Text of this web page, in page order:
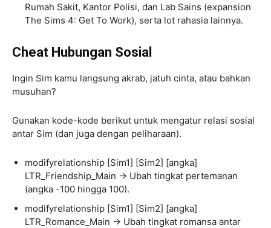
Rumah Sakit, Kantor Polisi, dan Lab Sains (expansion
The Sims 4: Get To Work), serta lot rahasia lainnya.
Cheat Hubungan Sosial
Ingin Sim kamu langsung akrab, jatuh cinta, atau bahkan
musuhan?
Gunakan kode-kode berikut untuk mengatur relasi sosial
antar Sim (dan juga dengan peliharaan).
modifyrelationship [Sim1] [Sim2] [angka]
LTR_Friendship_Main → Ubah tingkat pertemanan
(angka -100 hingga 100).
modifyrelationship [Sim1] [Sim2] [angka]
LTR_Romance_Main → Ubah tingkat romansa antar